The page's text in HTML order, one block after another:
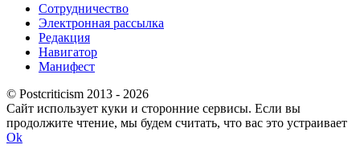
Сотрудничество
Электронная рассылка
Редакция
Навигатор
Манифест
© Postcriticism 2013 - 2026
Сайт использует куки и сторонние сервисы. Если вы
продолжите чтение, мы будем считать, что вас это устраивает
Ok